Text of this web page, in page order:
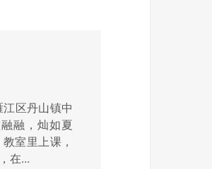
区丹山镇中
融，灿如夏
室里上课，
在...